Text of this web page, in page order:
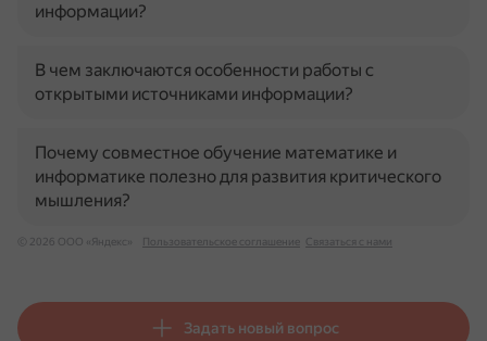
информации?
В чем заключаются особенности работы с
открытыми источниками информации?
Почему совместное обучение математике и
информатике полезно для развития критического
мышления?
© 2026 ООО «Яндекс» Пользовательское соглашение Связаться с нами
Задать новый вопрос